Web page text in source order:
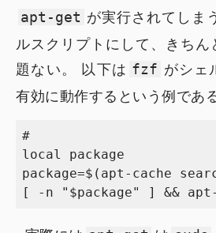
apt-get が実行されてしま
ルスクリプトにして、きち
題ない。 以下は fzf がシェ
有効に動作するという例である
#
local package
package=$(apt-cache